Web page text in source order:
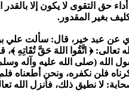
أداء حق التقوى لا يكون إلا
بغير المقدور.
عن عبد خير، قال: سألت علي
تعالى: ﴿ اتَّقُوا اللهَ حَقَّ تُقَاتِهِ
الله (صلى الله عليه وآله
فلن نكفره، ونحن أطعناه
لا نطيق ذلك، فأنزل الله